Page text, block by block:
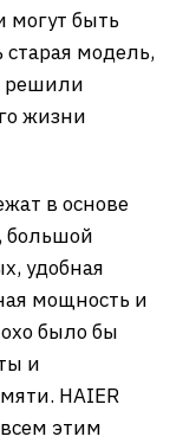
могут быть
модель,
решили
жизни
в основе
большой
удобная
мощность и
было бы
и
HAIER
этим